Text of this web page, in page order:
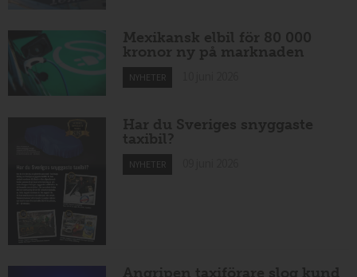
Mexikansk elbil för 80 000
kronor ny på marknaden
NYHETER
Har du Sveriges snyggaste
taxibil?
NYHETER
Angripen taxiförare slog kund